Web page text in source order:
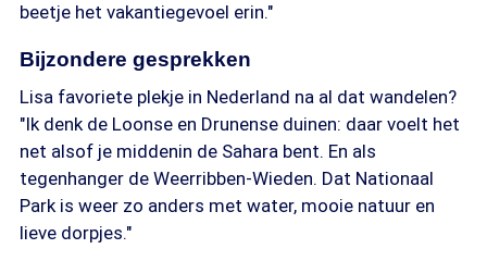
beetje het vakantiegevoel erin."
Bijzondere gesprekken
Lisa favoriete plekje in Nederland na al dat wandelen?
"Ik denk de Loonse en Drunense duinen: daar voelt het
net alsof je middenin de Sahara bent. En als
tegenhanger de Weerribben-Wieden. Dat Nationaal
Park is weer zo anders met water, mooie natuur en
lieve dorpjes."